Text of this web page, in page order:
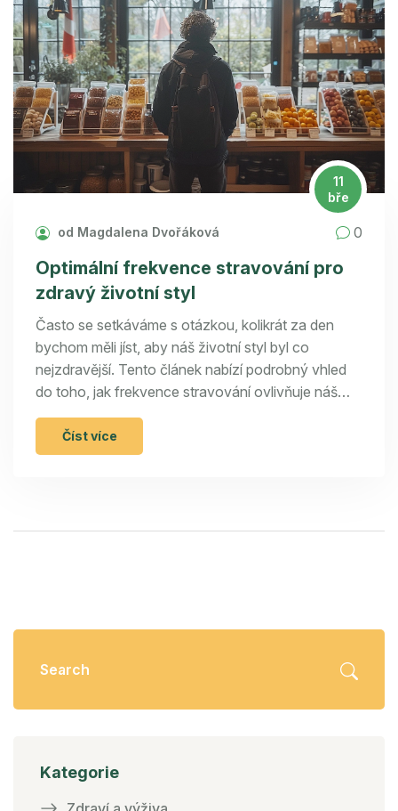
11
bře
od Magdalena Dvořáková 0
Optimální frekvence stravování pro
zdravý životní styl
Často se setkáváme s otázkou, kolikrát za den
bychom měli jíst, aby náš životní styl byl co
nejzdravější. Tento článek nabízí podrobný vhled
do toho, jak frekvence stravování ovlivňuje náš
organismus, metabolizmus a celkové zdraví.
Zabývá se nejen tradičními pojetími, ale i moderními
přístupy k stravování, zahrnující vliv na hmotnost a
Číst více
Kategorie